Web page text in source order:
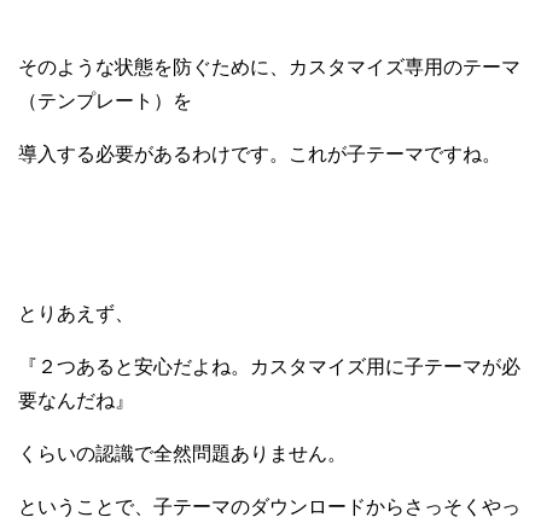
そのような状態を防ぐために、カスタマイズ専用のテーマ
（テンプレート）を
導入する必要があるわけです。これが子テーマですね。
とりあえず、
『２つあると安心だよね。
カスタマイズ用に子テーマが必
要なんだね』
くらいの認識で全然問題ありません。
ということで、子テーマのダウンロードからさっそくやっ